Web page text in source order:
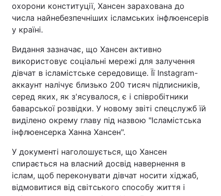
охорони конституції, Хансен зарахована до
числа найнебезпечніших ісламських інфлюенсерів
у країні.
Видання зазначає, що Хансен активно
використовує соціальні мережі для залучення
дівчат в ісламістське середовище. Її Instagram-
аккаунт налічує близько 200 тисяч підписників,
серед яких, як з'ясувалося, є і співробітники
баварської розвідки. У новому звіті спецслужб їй
виділено окрему главу під назвою "Ісламістська
інфлюенсерка Ханна Хансен".
У документі наголошується, що Хансен
спирається на власний досвід навернення в
іслам, щоб переконувати дівчат носити хіджаб,
відмовитися від світського способу життя і